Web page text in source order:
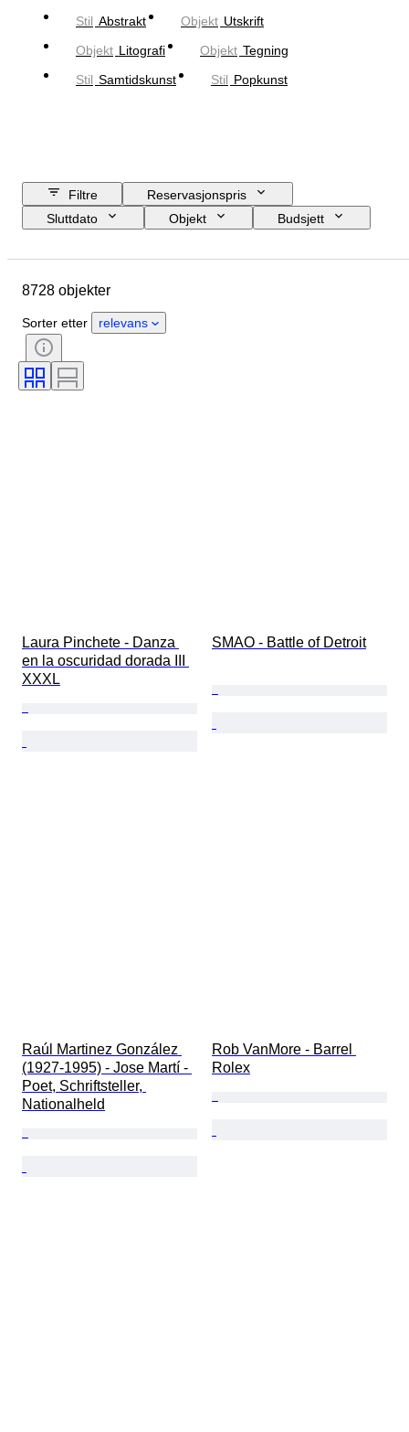
Stil Abstrakt Objekt Utskrift
Objekt Litografi Objekt Tegning
Stil Samtidskunst Stil Popkunst
Filtre
Reservasjonspris
Sluttdato
Objekt
Budsjett
Periode
Solgt av
Utgave nr
8728 objekter
Sorter etter relevans
Laura Pinchete - Danza
en la oscuridad dorada III
XXXL
SMAO - Battle of Detroit
Raúl Martinez González
(1927-1995) - Jose Martí -
Poet, Schriftsteller,
Nationalheld
Rob VanMore - Barrel
Rolex